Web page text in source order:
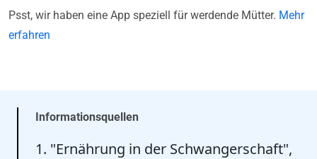
Psst, wir haben eine App speziell für werdende Mütter. Mehr
erfahren
Informationsquellen
1. "Ernährung in der Schwangerschaft",